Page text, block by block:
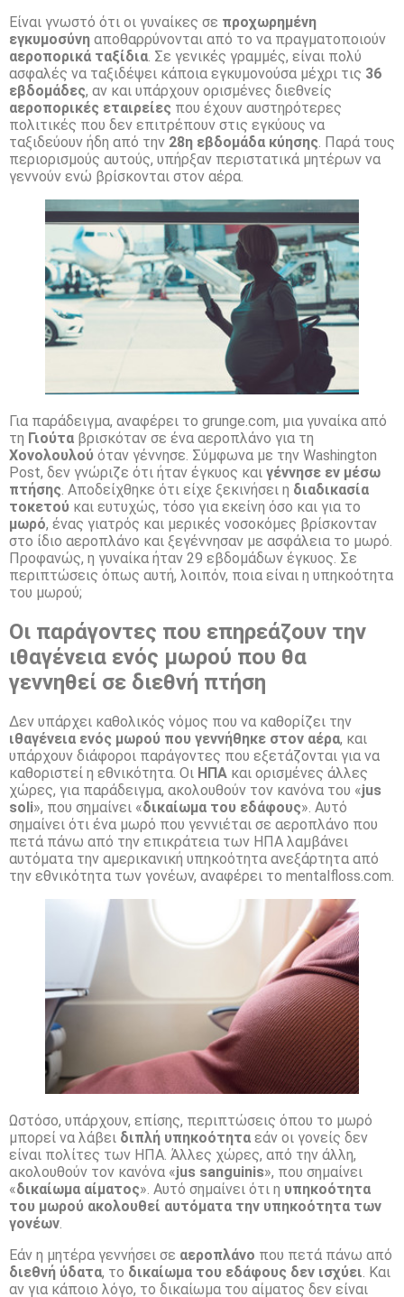
Είναι γνωστό ότι οι γυναίκες σε προχωρημένη
εγκυμοσύνη αποθαρρύνονται από το να πραγματοποιούν
αεροπορικά ταξίδια . Σε γενικές γραμμές, είναι πολύ
ασφαλές να ταξιδέψει κάποια εγκυμονούσα μέχρι τις 36
εβδομάδες, αν και υπάρχουν ορισμένες διεθνείς
αεροπορικές εταιρείες που έχουν αυστηρότερες
πολιτικές που δεν επιτρέπουν στις εγκύους να
ταξιδεύουν ήδη από την 28η εβδομάδα κύησης . Παρά τους
περιορισμούς αυτούς, υπήρξαν περιστατικά μητέρων να
γεννούν ενώ βρίσκονται στον αέρα.
Για παράδειγμα, αναφέρει το grunge.com, μια γυναίκα από
τη Γιούτα βρισκόταν σε ένα αεροπλάνο για τη
Χονολουλού όταν γέννησε. Σύμφωνα με την Washington
Post, δεν γνώριζε ότι ήταν έγκυος και γέννησε εν μέσω
πτήσης . Αποδείχθηκε ότι είχε ξεκινήσει η διαδικασία
τοκετού και ευτυχώς, τόσο για εκείνη όσο και για το
μωρό, ένας γιατρός και μερικές νοσοκόμες βρίσκονταν
στο ίδιο αεροπλάνο και ξεγέννησαν με ασφάλεια το μωρό.
Προφανώς, η γυναίκα ήταν 29 εβδομάδων έγκυος. Σε
περιπτώσεις όπως αυτή, λοιπόν, ποια είναι η υπηκοότητα
του μωρού;
Οι παράγοντες που επηρεάζουν την
ιθαγένεια ενός μωρού που θα
γεννηθεί σε διεθνή πτήση
Δεν υπάρχει καθολικός νόμος που να καθορίζει την
ιθαγένεια ενός μωρού που γεννήθηκε στον αέρα, και
υπάρχουν διάφοροι παράγοντες που εξετάζονται για να
καθοριστεί η εθνικότητα. Οι ΗΠΑ και ορισμένες άλλες
χώρες, για παράδειγμα, ακολουθούν τον κανόνα του «jus
soli», που σημαίνει «δικαίωμα του εδάφους». Αυτό
σημαίνει ότι ένα μωρό που γεννιέται σε αεροπλάνο που
πετά πάνω από την επικράτεια των ΗΠΑ λαμβάνει
αυτόματα την αμερικανική υπηκοότητα ανεξάρτητα από
την εθνικότητα των γονέων, αναφέρει το mentalfloss.com.
Ωστόσο, υπάρχουν, επίσης, περιπτώσεις όπου το μωρό
μπορεί να λάβει διπλή υπηκοότητα εάν οι γονείς δεν
είναι πολίτες των ΗΠΑ. Άλλες χώρες, από την άλλη,
ακολουθούν τον κανόνα «jus sanguinis», που σημαίνει
«δικαίωμα αίματος». Αυτό σημαίνει ότι η υπηκοότητα
του μωρού ακολουθεί αυτόματα την υπηκοότητα των
γονέων
Εάν η μητέρα γεννήσει σε αεροπλάνο που πετά πάνω από
διεθνή ύδατα, το δικαίωμα του εδάφους δεν ισχύει . Και
αν για κάποιο λόγο, το δικαίωμα του αίματος δεν είναι